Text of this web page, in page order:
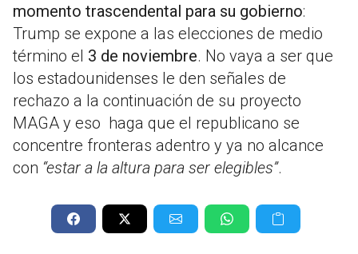
momento trascendental para su gobierno:
Trump se expone a las elecciones de medio
término el 3 de noviembre. No vaya a ser que
los estadounidenses le den señales de
rechazo a la continuación de su proyecto
MAGA y eso haga que el republicano se
concentre fronteras adentro y ya no alcance
con “estar a la altura para ser elegibles”.